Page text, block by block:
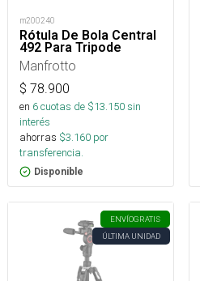
m200240
Rótula De Bola Central
492 Para Tripode
Manfrotto
$ 78.900
en 6cuotas de $13.150sin
interés
ahorras $3.160 por
transferencia.
Disponible
ENVÍOGRATIS
ÚLTIMA UNIDAD